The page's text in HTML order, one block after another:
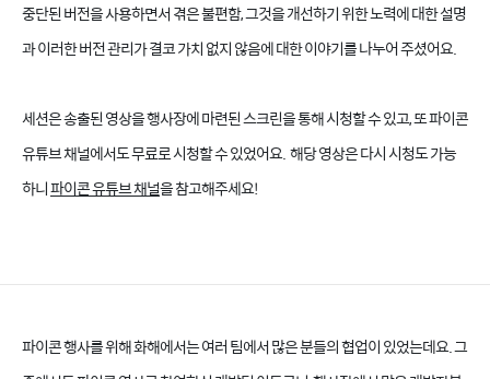
중단된 버전을 사용하면서 겪은 불편함, 그것을 개선하기 위한 노력에 대한 설명
과 이러한 버전 관리가 결코 가치 없지 않음에 대한 이야기를 나누어 주셨어요.
세션은 송출된 영상을 행사장에 마련된 스크린을 통해 시청할 수 있고, 또 파이콘
유튜브 채널에서도 무료로 시청할 수 있었어요. 해당 영상은 다시 시청도 가능
하니파이콘 유튜브 채널을 참고해주세요!
파이콘 행사를 위해 화해에서는 여러 팀에서 많은 분들의 협업이 있었는데요. 그